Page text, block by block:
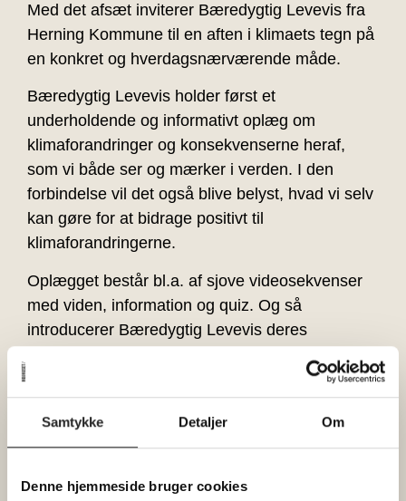
Samtykke Detaljer Om
Denne hjemmeside bruger cookies
Med det afsæt inviterer Bæredygtig Levevis fra
Herning Kommune til en aften i klimaets tegn på
en konkret og hverdagsnærværende måde.
Bæredygtig Levevis holder først et
underholdende og informativt oplæg om
klimaforandringer og konsekvenserne heraf,
som vi både ser og mærker i verden. I den
forbindelse vil det også blive belyst, hvad vi selv
kan gøre for at bidrage positivt til
klimaforandringerne.
Oplægget består bl.a. af sjove videosekvenser
med viden, information og quiz. Og så
introducerer Bæredygtig Levevis deres
Regnemaskinen er et simpelt og brugervenligt
ændre små ting i hverdagen, som har stor